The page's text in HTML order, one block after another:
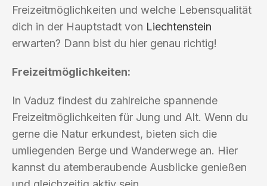
Freizeitmöglichkeiten und welche Lebensqualität
dich in der Hauptstadt von Liechtenstein
erwarten? Dann bist du hier genau richtig!
Freizeitmöglichkeiten:
In Vaduz findest du zahlreiche spannende
Freizeitmöglichkeiten für Jung und Alt. Wenn du
gerne die Natur erkundest, bieten sich die
umliegenden Berge und Wanderwege an. Hier
kannst du atemberaubende Ausblicke genießen